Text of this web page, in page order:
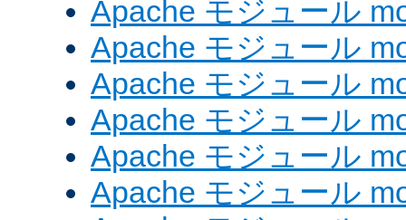
Apache モジュール
Apache モジュール
Apache モジュール
Apache モジュール
Apache モジュール
Apache モジュール